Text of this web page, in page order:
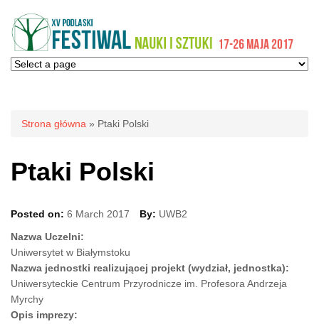
Jesteś tutaj
Strona główna » Ptaki Polski
Ptaki Polski
Posted on: 6 March 2017 By: UWB2
Nazwa Uczelni:
Uniwersytet w Białymstoku
Nazwa jednostki realizującej projekt (wydział, jednostka):
Uniwersyteckie Centrum Przyrodnicze im. Profesora Andrzeja
Myrchy
Opis imprezy: